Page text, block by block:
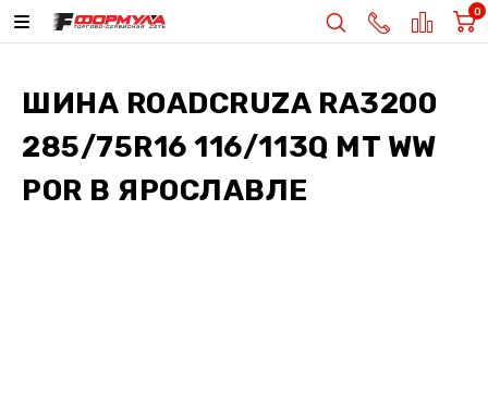
0
ШИНА ROADCRUZA RA3200
285/75R16 116/113Q MT WW
POR В ЯРОСЛАВЛЕ